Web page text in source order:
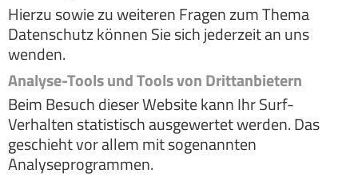
Hierzu sowie zu weiteren Fragen zum Thema
Datenschutz können Sie sich jederzeit an uns
wenden.
Analyse-Tools und Tools von Dritt­anbietern
Beim Besuch dieser Website kann Ihr Surf-
Verhalten statistisch ausgewertet werden. Das
geschieht vor allem mit sogenannten
Analyseprogrammen.